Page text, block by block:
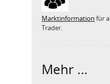
Marktinformation für
Trader.
Mehr ...